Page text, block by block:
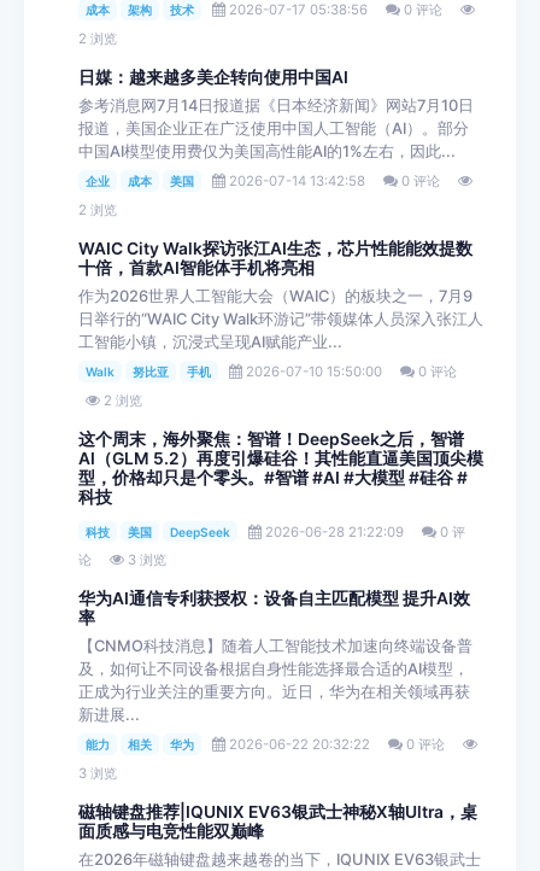
成本 架构 技术 2026-07-17 05:38:56
0 评论
2 浏览
日媒：越来越多美企转向使用中国AI
参考消息网7月14日报道据《日本经济新闻》网站7月10日
报道，美国企业正在广泛使用中国人工智能（AI）。部分
中国AI模型使用费仅为美国高性能AI的1%左右，因此...
企业 成本 美国 2026-07-14 13:42:58
0 评论
2 浏览
WAIC City Walk探访张江AI生态，芯片性能能效提数
十倍，首款AI智能体手机将亮相
作为2026世界人工智能大会（WAIC）的板块之一，7月9
日举行的“WAIC City Walk环游记”带领媒体人员深入张江人
工智能小镇，沉浸式呈现AI赋能产业...
Walk 努比亚 手机 2026-07-10 15:50:00
0 评论
2 浏览
这个周末，海外聚焦：智谱！DeepSeek之后，智谱
AI（GLM 5.2）再度引爆硅谷！其性能直逼美国顶尖模
型，价格却只是个零头。#智谱 #AI #大模型 #硅谷 #
科技
科技 美国 DeepSeek 2026-06-28 21:22:09
0 评
论
3 浏览
华为AI通信专利获授权：设备自主匹配模型 提升AI效
率
【CNMO科技消息】随着人工智能技术加速向终端设备普
及，如何让不同设备根据自身性能选择最合适的AI模型，
正成为行业关注的重要方向。近日，华为在相关领域再获
新进展...
能力 相关 华为 2026-06-22 20:32:22
0 评论
3 浏览
磁轴键盘推荐|IQUNIX EV63银武士神秘X轴Ultra，桌
面质感与电竞性能双巅峰
在2026年磁轴键盘越来越卷的当下，IQUNIX EV63银武士